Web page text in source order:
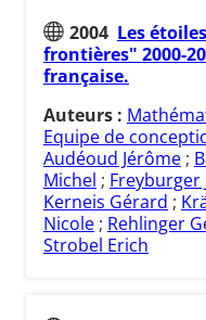
2004 Les
frontières" 2000-
française.
Auteurs :
Equipe de
Audéoud Jérôme ;
Michel ; Freyburger
Kerneis Gérard ;
Nicole ; Rehlinger
Strobel Erich